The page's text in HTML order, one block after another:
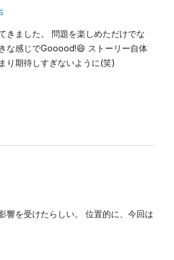
きました。 問題を楽しめただけでな
な感じでGooood!😄 ストーリー自体
り期待しすぎないように(笑)
響を受けたらしい。 位置的に、今回は